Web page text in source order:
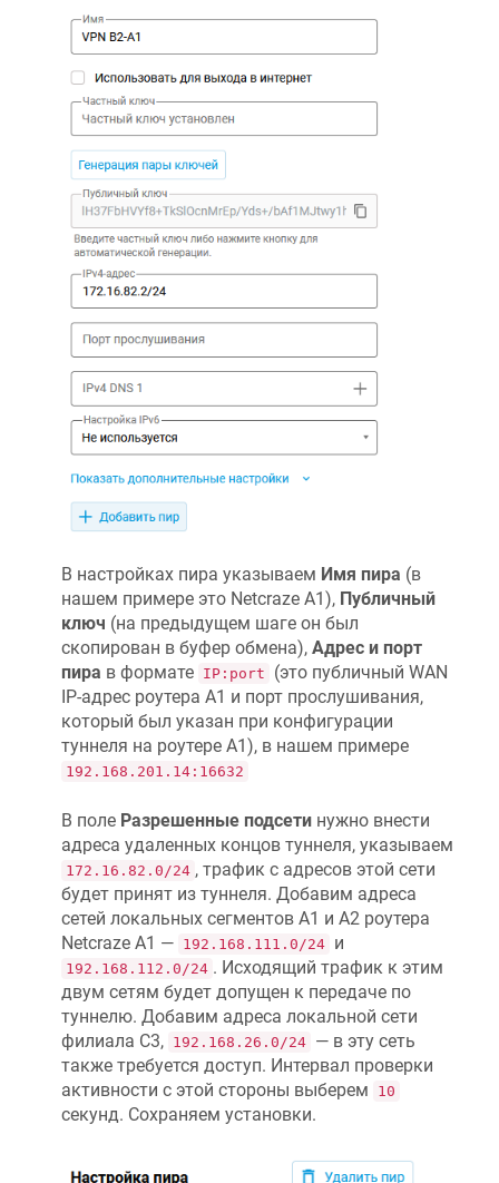
В настройках пира указываем Имя пира (в
нашем примере это Netcraze А1), Публичный
ключ (на предыдущем шаге он был
скопирован в буфер обмена), Адрес и порт
пира в формате IP:port
(это публичный WAN
IP-адрес роутера А1 и порт прослушивания,
который был указан при конфигурации
туннеля на роутере А1), в нашем примере
192.168.201.14:16632
В поле Разрешенные подсети нужно внести
адреса удаленных концов туннеля, указываем
172.16.82.0/24 , трафик с адресов этой сети
будет принят из туннеля. Добавим адреса
сетей локальных сегментов A1 и A2 роутера
Netcraze А1 — 192.168.111.0/24 и
192.168.112.0/24 . Исходящий трафик к этим
двум сетям будет допущен к передаче по
туннелю. Добавим адреса локальной сети
филиала C3, 192.168.26.0/24 — в эту сеть
также требуется доступ. Интервал проверки
активности с этой стороны выберем
10
секунд. Сохраняем установки.